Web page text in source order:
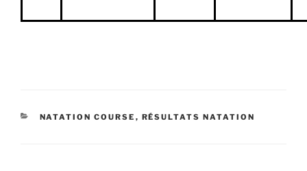
CATÉGORIES
NATATION COURSE , RÉSULTATS NATATION